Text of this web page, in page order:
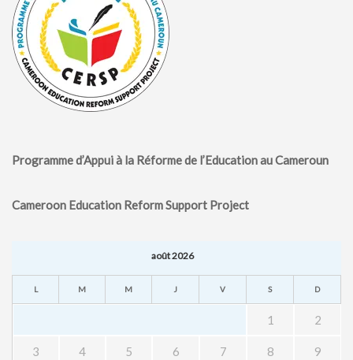
Programme d’Appui à la Réforme de l’Education au Cameroun
Cameroon Education Reform Support Project
août 2026
L M M J V S D
1 2
3 4 5 6 7 8 9